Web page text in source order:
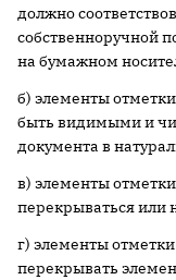
должно
собственноручной
на бумажном
б) элементы
быть видимыми и
документа в
в) элементы
перекрываться или
г) элементы
перекрывать